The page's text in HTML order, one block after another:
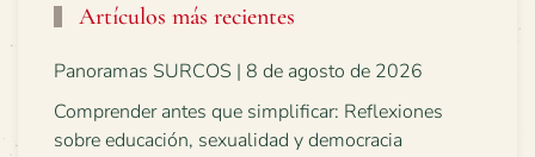
Artículos más recientes
Panoramas SURCOS | 8 de agosto de 2026
Comprender antes que simplificar: Reflexiones
sobre educación, sexualidad y democracia